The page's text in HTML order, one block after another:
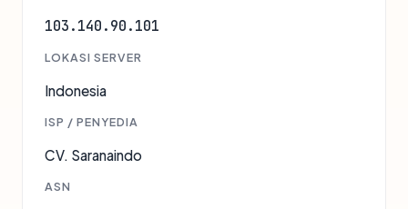
103.140.90.101
LOKASI SERVER
Indonesia
ISP / PENYEDIA
CV. Saranaindo
ASN